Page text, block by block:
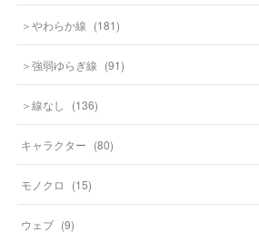
＞やわらか線 (181)
＞強弱ゆらぎ線 (91)
＞線なし (136)
キャラクター (80)
モノクロ (15)
ウェブ (9)